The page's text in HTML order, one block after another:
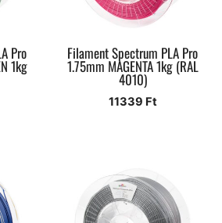
Pro
1kg
Filament Spectrum PLA Pro
1.75mm MAGENTA 1kg (RAL
4010)
11339 Ft